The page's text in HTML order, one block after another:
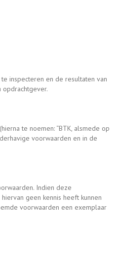
inspecteren en de resultaten van
opdrachtgever.
te noemen: “BTK, alsmede op
voorwaarden en in de
Indien deze
geen kennis heeft kunnen
voorwaarden een exemplaar